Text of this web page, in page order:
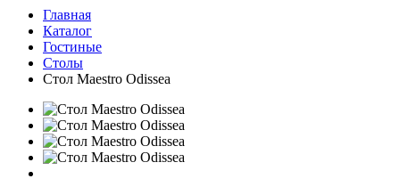
Главная
Каталог
Гостиные
Столы
Стол Maestro Odissea